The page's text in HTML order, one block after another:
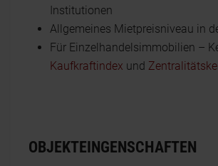
Institutionen
Allgemeines Mietpreisniveau in
Für Einzelhandelsimmobilien –
Kaufkraftindex und
OBJEKTEINGENSCHAFTEN